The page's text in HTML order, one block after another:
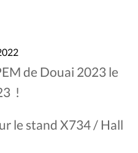
de Douai 2023 le
!
le stand X734 / Hall